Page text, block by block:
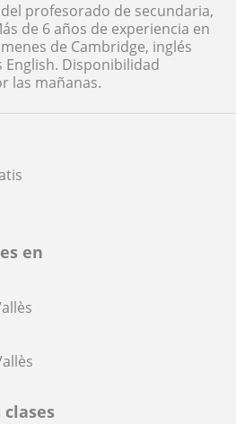
en
profesorado de secundaria,
de 6 años de experiencia en
de Cambridge, inglés
Disponibilidad
las mañanas.